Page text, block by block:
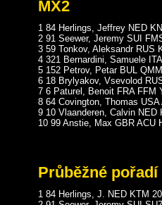
MX2
1 84 Herlings, Jeffrey NED
2 91 Seewer, Jeremy SUI
3 59 Tonkov, Aleksandr RUS
4 321 Bernardini, Samuele
5 152 Petrov, Petar BUL
6 18 Brylyakov, Vsevolod
7 6 Paturel, Benoit FRA FFM
8 64 Covington, Thomas USA
9 10 Vlaanderen, Calvin NED
10 99 Anstie, Max GBR ACU
Průběžné pořadí
1 84 Herlings, J. NED KTM